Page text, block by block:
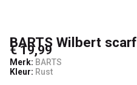
BARTS Wilbert scarf
€ 19,99
Merk: BARTS
Kleur: Rust